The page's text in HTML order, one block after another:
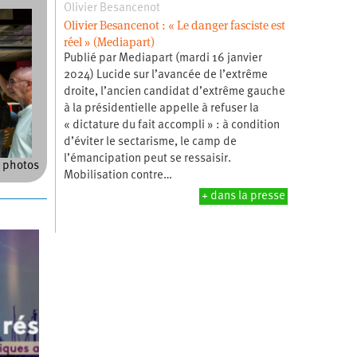
photos
Olivier Besancenot
Olivier Besancenot : « Le danger fasciste est
réel » (Mediapart)
Publié par Mediapart (mardi 16 janvier
2024) Lucide sur l’avancée de l’extrême
droite, l’ancien candidat d’extrême gauche
à la présidentielle appelle à refuser la
« dictature du fait accompli » : à condition
d’éviter le sectarisme, le camp de
l’émancipation peut se ressaisir.
Mobilisation contre…
+ dans la presse